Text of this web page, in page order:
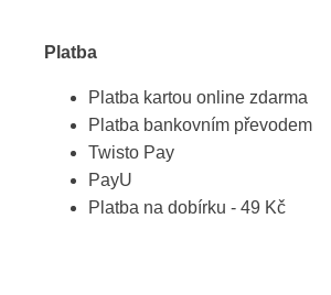
Platba
Platba kartou online zdarma
Platba bankovním převodem
Twisto Pay
PayU
Platba na dobírku - 49 Kč